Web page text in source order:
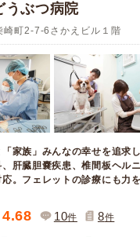
うぶつ病院
崎町2-7-6さかえビル１階
「家族」みんなの幸せを追求
、肝臓胆嚢疾患、椎間板ヘル
。フェレットの診療にも力
4.68 10件 8件